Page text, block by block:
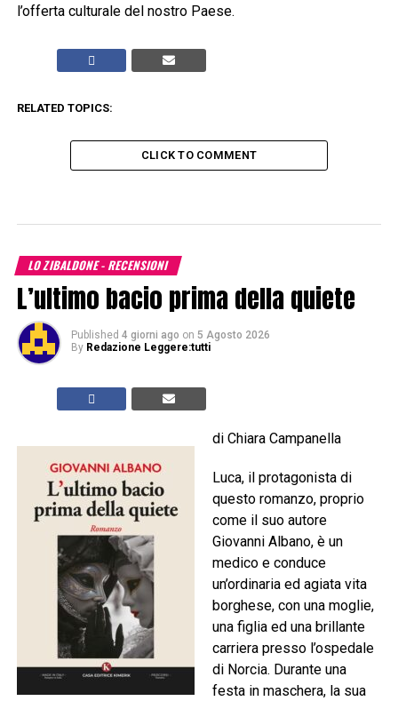
l’offerta culturale del nostro Paese.
RELATED TOPICS:
CLICK TO COMMENT
LO ZIBALDONE - RECENSIONI
L’ultimo bacio prima della quiete
Published 4 giorni ago on 5 Agosto 2026
By Redazione Leggere:tutti
di Chiara Campanella
Luca, il protagonista di
questo romanzo, proprio
come il suo autore
Giovanni Albano, è un
medico e conduce
un’ordinaria ed agiata vita
borghese, con una moglie,
una figlia ed una brillante
carriera presso l’ospedale
di Norcia. Durante una
festa in maschera, la sua